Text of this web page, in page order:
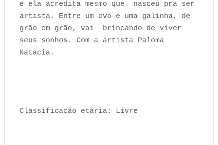
e ela acredita mesmo que nasceu pra ser
artista. Entre um ovo e uma galinha, de
grão em grão, vai brincando de viver
seus sonhos. Com a artista Paloma
Natacia.
Classificação etária: Livre